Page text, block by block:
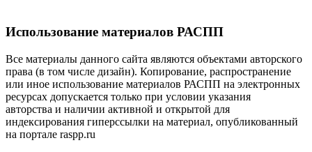
Использование материалов РАСПП
Все материалы данного сайта являются объектами авторского
права (в том числе дизайн). Копирование, распространение
или иное использование материалов РАСПП на электронных
ресурсах допускается только при условии указания
авторства и наличии активной и открытой для
индексирования гиперссылки на материал, опубликованный
на портале raspp.ru